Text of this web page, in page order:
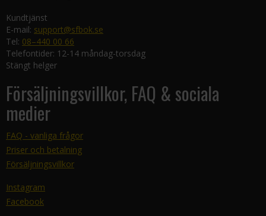
Kundtjänst
E-mail: support@sfbok.se
Tel: 08–440 00 66
Telefontider: 12-14 måndag-torsdag
Stängt helger
Försäljningsvillkor, FAQ & sociala
medier
FAQ - vanliga frågor
Priser och betalning
Försäljningsvillkor
Instagram
Facebook